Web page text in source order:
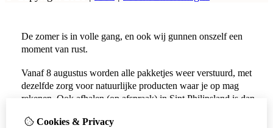
Cookies & Privacy
De zomer is in volle gang, en ook wij gunnen onszelf een
moment van rust.
Vanaf 8 augustus worden alle pakketjes weer verstuurd, met
dezelfde zorg voor natuurlijke producten waar je op mag
rekenen. Ook afhalen (op afspraak) in Sint Philipsland is dan